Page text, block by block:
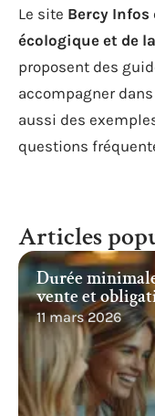
Le site Bercy Infos
écologique et de
proposent des
accompagner
aussi des
questions
Articles
Durée
vente et
11 mars 2026